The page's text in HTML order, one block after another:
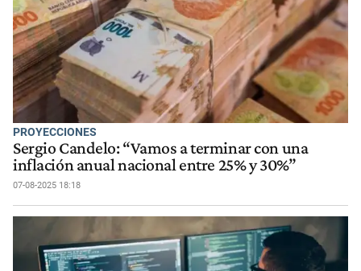
PROYECCIONES
Sergio Candelo: “Vamos a terminar con una
inflación anual nacional entre 25% y 30%”
07-08-2025 18:18